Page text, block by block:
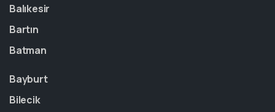
Balıkesir
Bartın
Batman
Bayburt
Bilecik